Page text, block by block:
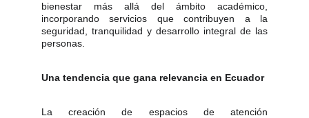
bienestar más allá del ámbito académico,
incorporando servicios que contribuyen a la
seguridad, tranquilidad y desarrollo integral de las
personas.
Una tendencia que gana relevancia en Ecuador
La creación de espacios de atención